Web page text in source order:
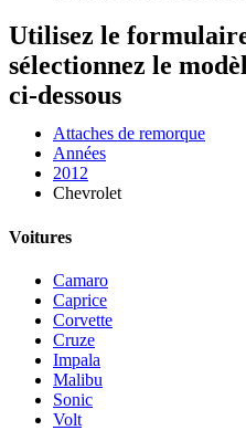
Utilisez le
sélectionnez le
ci-dessous
Attaches de remorque
Années
2012
Chevrolet
Voitures
Camaro
Caprice
Corvette
Cruze
Impala
Malibu
Sonic
Volt